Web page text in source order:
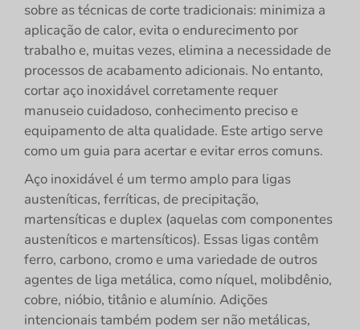
sobre as técnicas de corte tradicionais: minimiza a
aplicação de calor, evita o endurecimento por
trabalho e, muitas vezes, elimina a necessidade de
processos de acabamento adicionais. No entanto,
cortar aço inoxidável corretamente requer
manuseio cuidadoso, conhecimento preciso e
equipamento de alta qualidade. Este artigo serve
como um guia para acertar e evitar erros comuns.
Aço inoxidável é um termo amplo para ligas
austeníticas, ferríticas, de precipitação,
martensíticas e duplex (aquelas com componentes
austeníticos e martensíticos). Essas ligas contêm
ferro, carbono, cromo e uma variedade de outros
agentes de liga metálica, como níquel, molibdênio,
cobre, nióbio, titânio e alumínio. Adições
intencionais também podem ser não metálicas,